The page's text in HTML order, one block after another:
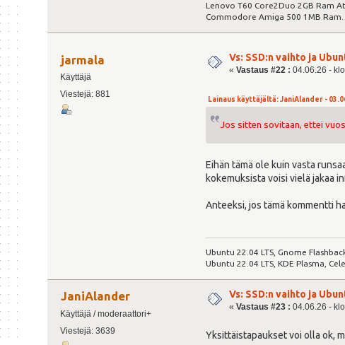
Lenovo T60 Core2Duo 2GB Ram
Commodore Amiga 500 1MB Ram.
jarmala
Käyttäjä
Viestejä: 881
Vs: SSD:n vaihto ja
«Vastaus #22 : 04.06.26 -
Lainaus käyttäjältä: JaniAlander -
Jos sitten sovitaan, ettei
Eihän tämä ole kuin vasta
kokemuksista voisi vielä jakaa
Anteeksi, jos tämä kommentti
Ubuntu 22.04 LTS, Gnome
Ubuntu 22.04 LTS, KDE Plasma,
JaniAlander
Käyttäjä / moderaattori+
Viestejä: 3639
Vs: SSD:n vaihto ja
«Vastaus #23 : 04.06.26 -
Yksittäistapaukset voi olla ok,